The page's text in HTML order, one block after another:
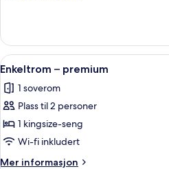
–
premier
Åpne
alle
bildene
av
Enkeltrom
–
premium
15
Enkeltrom – premium
1 soverom
Plass til 2 personer
1 kingsize-seng
Wi-fi inkludert
Mer informasjon
Mer